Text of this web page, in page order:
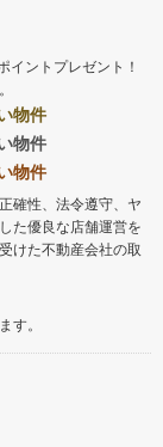
イントプレゼント！
物件
物件
物件
確性、法令遵守、ヤ
た優良な店舗運営を
けた不動産会社の取
す。